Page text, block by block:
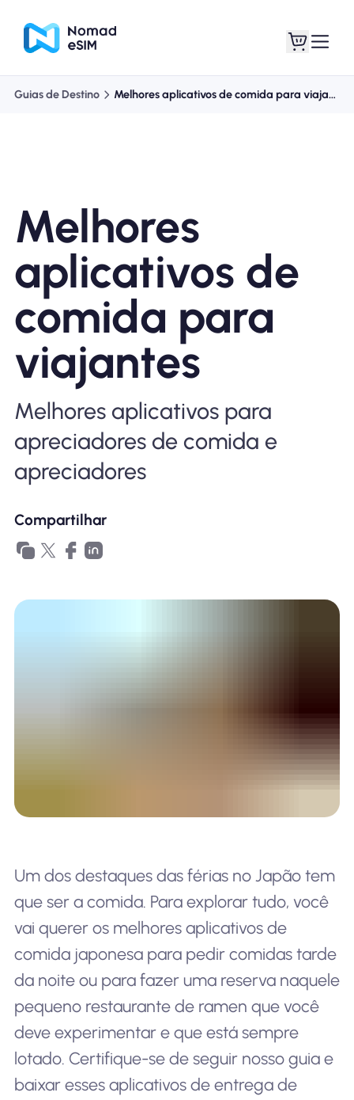
Planos de loja
Sobre o eSIM
Por que Nomad eSIM
Usando um eSIM
Guias de Destino Melhores aplicativos de comida para viajantes
Melhores
aplicativos de
comida para
viajantes
Melhores aplicativos para
apreciadores de comida e
apreciadores
Compartilhar
Um dos destaques das férias no Japão tem
que ser a comida. Para explorar tudo, você
vai querer os melhores aplicativos de
comida japonesa para pedir comidas tarde
da noite ou para fazer uma reserva naquele
pequeno restaurante de ramen que você
deve experimentar e que está sempre
lotado. Certifique-se de seguir nosso guia e
baixar esses aplicativos de entrega de